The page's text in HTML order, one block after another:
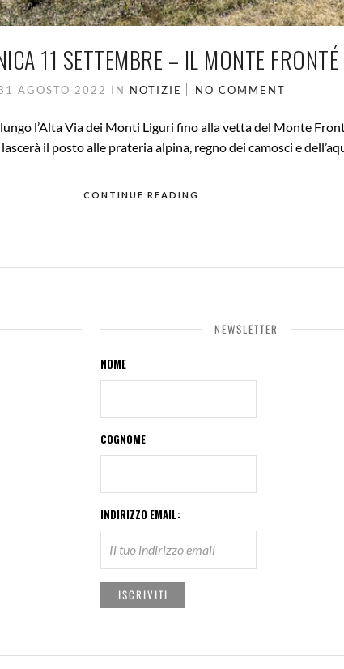
11 SETTEMBRE – IL MONTE FRONTÉ
AGOSTO 2022 IN NOTIZIE NO COMMENT
l’Alta Via dei Monti Liguri fino alla vetta del Monte
il posto alle prateria alpina, regno dei camosci e
CONTINUE READING
NEWSLETTER
NOME
COGNOME
INDIRIZZO EMAIL: